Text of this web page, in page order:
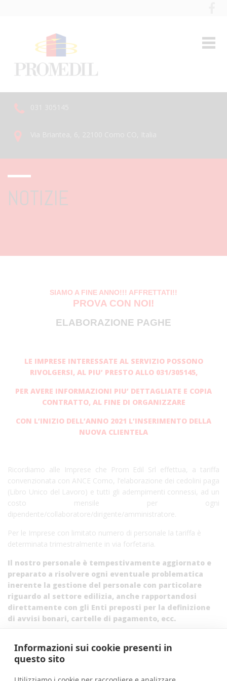
NOTIZIE
SIAMO A FINE ANNO!!! AFFRETTATI!!
PROVA CON NOI!
ELABORAZIONE PAGHE
LE IMPRESE INTERESSATE AL SERVIZIO POSSONO
RIVOLGERSI, AL PIU’ PRESTO ALLO 031/305145,
PER AVERE INFORMAZIONI PIU’ DETTAGLIATE E COPIA
CONTRATTO, AL FINE DI ORGANIZZARE
CON L’INIZIO DELL’ANNO 2021 L’INSERIMENTO DELLA
NUOVA CLIENTELA
Ricordiamo alle Imprese che Prom Edil Srl effettua, a tariffa
convenzionata con ANCE Como, l’elaborazione dei cedolini paga
(Libro Unico del Lavoro) e tutti gli adempimenti connessi, ad un
costo mensile per ogni
dipendente/collaboratore/dirigente/amministratore.
Per le Imprese con limitato numero di personale la tariffa è
determinata trimestralmente in via forfetaria.
Il nostro personale è tempestivamente aggiornato e
preparato a risolvere ogni eventuale problematica
inerente la gestione del personale con particolare
riguardo al settore edilizia, anche rapportandosi
direttamente con gli Enti preposti per la definizione
di avvisi bonari, cartelle di pagamento, ecc.
INFO, COSTI E CONTATTI
Informazioni sui cookie presenti in
questo sito